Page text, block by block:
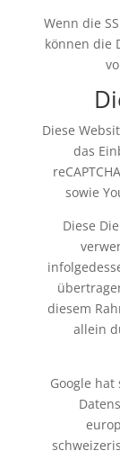
Wenn die
können die
Diese
das
sowie
Diese
diesem
allein
Google